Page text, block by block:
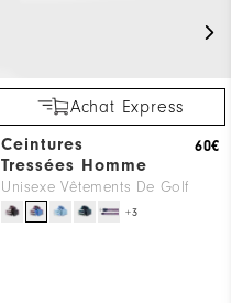
Achat Express
Ceintures
Tressées Homme
Unisexe Vêtements De Golf
+3
60€